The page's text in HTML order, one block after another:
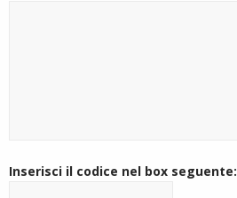
Inserisci il codice nel box seguente: